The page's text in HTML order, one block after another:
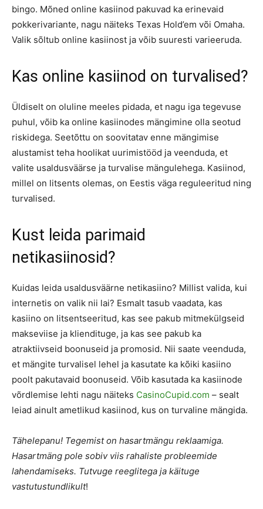
bingo. Mõned online kasiinod pakuvad ka erinevaid
pokkerivariante, nagu näiteks Texas Hold’em või Omaha.
Valik sõltub online kasiinost ja võib suuresti varieeruda.
Kas online kasiinod on turvalised?
Üldiselt on oluline meeles pidada, et nagu iga tegevuse
puhul, võib ka online kasiinodes mängimine olla seotud
riskidega. Seetõttu on soovitatav enne mängimise
alustamist teha hoolikat uurimistööd ja veenduda, et
valite usaldusväärse ja turvalise mängulehega. Kasiinod,
millel on litsents olemas, on Eestis väga reguleeritud ning
turvalised.
Kust leida parimaid
netikasiinosid?
Kuidas leida usaldusväärne netikasiino? Millist valida, kui
internetis on valik nii lai? Esmalt tasub vaadata, kas
kasiino on litsentseeritud, kas see pakub mitmekülgseid
makseviise ja kliendituge, ja kas see pakub ka
atraktiivseid boonuseid ja promosid. Nii saate veenduda,
et mängite turvalisel lehel ja kasutate ka kõiki kasiino
poolt pakutavaid boonuseid. Võib kasutada ka kasiinode
võrdlemise lehti nagu näiteks CasinoCupid.com – sealt
leiad ainult ametlikud kasiinod, kus on turvaline mängida.
Tähelepanu! Tegemist on hasartmängu reklaamiga.
Hasartmäng pole sobiv viis rahaliste probleemide
lahendamiseks. Tutvuge reeglitega ja käituge
vastutustundlikult!